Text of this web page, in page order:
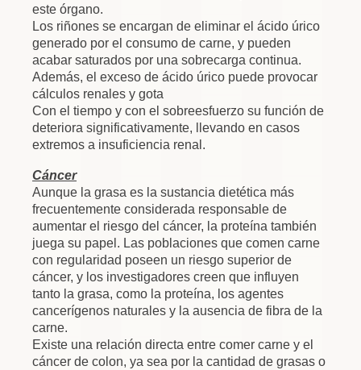
este órgano.
Los riñones se encargan de eliminar el ácido úrico
generado por el consumo de carne, y pueden
acabar saturados por una sobrecarga continua.
Además, el exceso de ácido úrico puede provocar
cálculos renales y gota
Con el tiempo y con el sobreesfuerzo su función de
deteriora significativamente, llevando en casos
extremos a insuficiencia renal.
Cáncer
Aunque la grasa es la sustancia dietética más
frecuentemente considerada responsable de
aumentar el riesgo del cáncer, la proteína también
juega su papel. Las poblaciones que comen carne
con regularidad poseen un riesgo superior de
cáncer, y los investigadores creen que influyen
tanto la grasa, como la proteína, los agentes
cancerígenos naturales y la ausencia de fibra de la
carne.
Existe una relación directa entre comer carne y el
cáncer de colon, ya sea por la cantidad de grasas o